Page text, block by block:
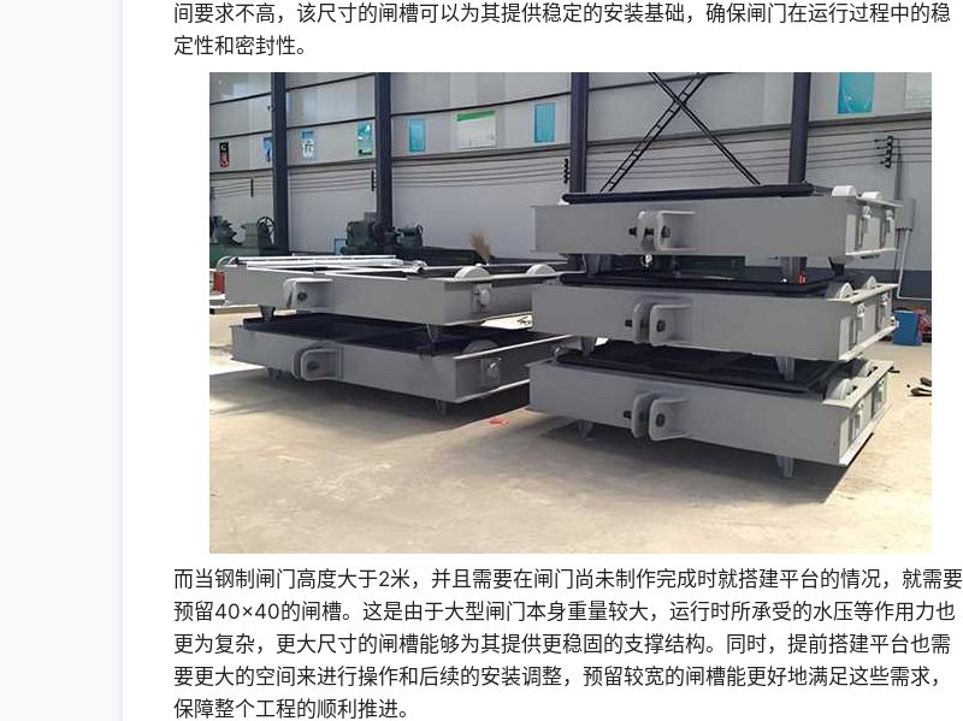
间要求不高，该尺寸的闸槽可以为其提供稳定的安装基础，确保闸门在运行过程中的稳
定性和密封性。
而当钢制闸门高度大于2米，并且需要在闸门尚未制作完成时就搭建平台的情况，就需要
预留40×40的闸槽。这是由于大型闸门本身重量较大，运行时所承受的水压等作用力也
更为复杂，更大尺寸的闸槽能够为其提供更稳固的支撑结构。同时，提前搭建平台也需
要更大的空间来进行操作和后续的安装调整，预留较宽的闸槽能更好地满足这些需求，
保障整个工程的顺利推进。